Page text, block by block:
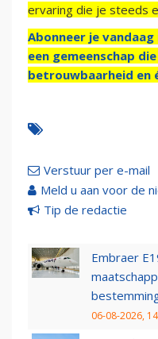
ervaring die je steeds
Abonneer je
een gemeenschap
betrouwbaarheid en
Verstuur per e-mail
Meld u aan voor de
Tip de redactie
Embraer
06-08-2026,